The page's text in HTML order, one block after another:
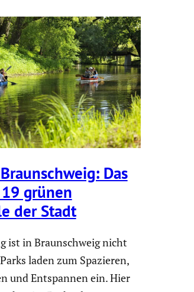
Das
grünen
der Stadt
ist in Braunschweig nicht
laden zum Spazieren,
und Entspannen ein. Hier